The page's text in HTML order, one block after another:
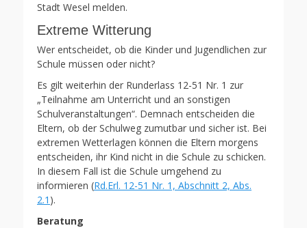
Stadt Wesel melden.
Extreme Witterung
Wer entscheidet, ob die Kinder und Jugendlichen zur
Schule müssen oder nicht?
Es gilt weiterhin der Runderlass 12-51 Nr. 1 zur
„Teilnahme am Unterricht und an sonstigen
Schulveranstaltungen“. Demnach entscheiden die
Eltern, ob der Schulweg zumutbar und sicher ist. Bei
extremen Wetterlagen können die Eltern morgens
entscheiden, ihr Kind nicht in die Schule zu schicken.
In diesem Fall ist die Schule umgehend zu
informieren (Rd.Erl. 12-51 Nr. 1, Abschnitt 2, Abs.
2.1 ).
Beratung